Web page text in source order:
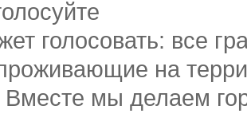
голосовать: все
на
Вместе мы делаем